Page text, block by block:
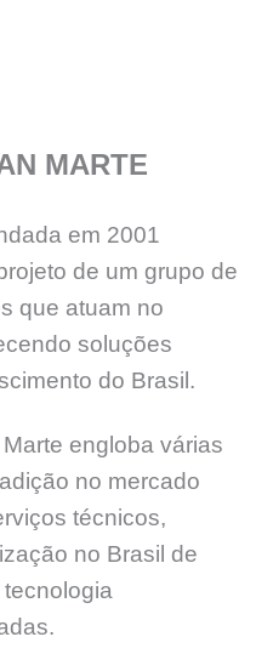
MARTE
em 2001
de um grupo de
que atuam no
soluções
do Brasil.
engloba várias
no mercado
técnicos,
no Brasil de